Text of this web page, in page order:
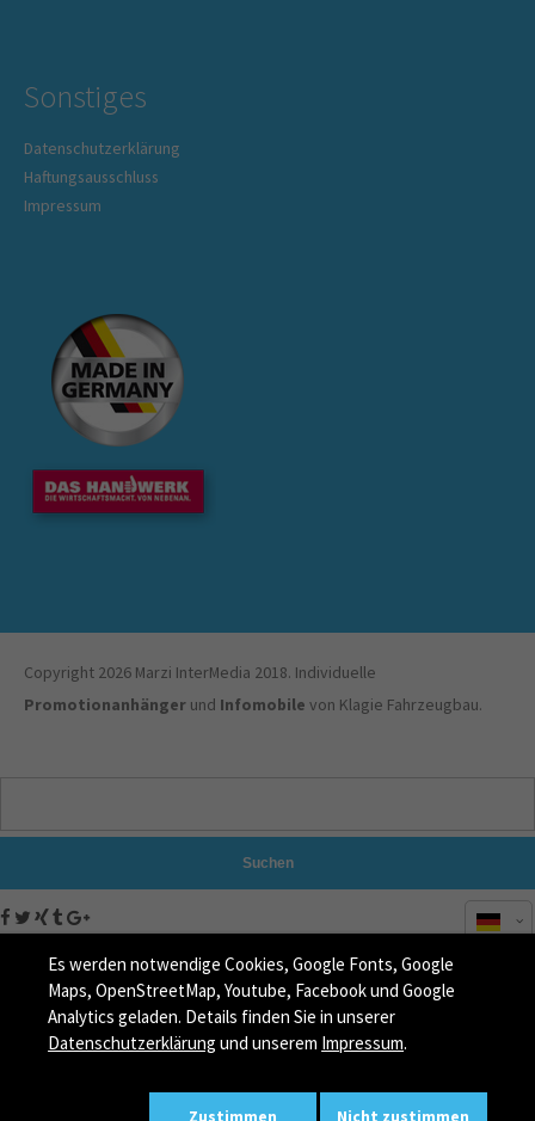
Sonstiges
Datenschutzerklärung
Haftungsausschluss
Impressum
Copyright 2026 Marzi InterMedia 2018. Individuelle
Promotionanhänger und Infomobile von Klagie Fahrzeugbau.
Es werden notwendige Cookies, Google Fonts, Google
Maps, OpenStreetMap, Youtube, Facebook und Google
Analytics geladen. Details finden Sie in unserer
Datenschutzerklärung und unserem Impressum.
Zustimmen Nicht zustimmen
Suchen